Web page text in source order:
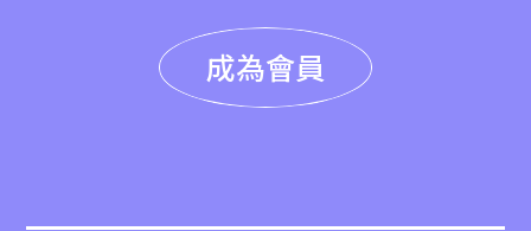
成為會員